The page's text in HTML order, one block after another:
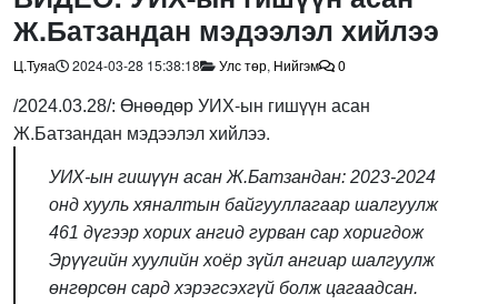
Ж.Батзандан мэдээлэл хийлээ
Ц.Туяа 2024-03-28 15:38:18 Улс төр, Нийгэм 0
/2024.03.28/: Өнөөдөр УИХ-ын гишүүн асан
Ж.Батзандан мэдээлэл хийлээ.
УИХ-ын гишүүн асан Ж.Батзандан: 2023-2024
онд хууль хяналтын байгууллагаар шалгуулж
461 дүгээр хорих ангид гурван сар хоригдож
Эрүүгийн хуулийн хоёр зүйл ангиар шалгуулж
өнгөрсөн сард хэрэгсэхгүй болж цагаадсан.